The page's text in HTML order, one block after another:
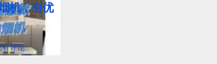
机，有优
有评论